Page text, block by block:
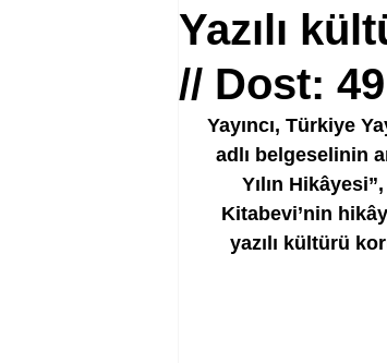
Yazılı
// Dost:
Yayıncı, Türkiye
adlı belgeselinin
Yılın
Kitabevi’nin
yazılı kültürü